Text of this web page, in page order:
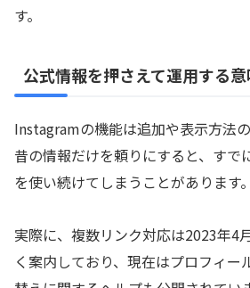
す。
公式情報を押さえて運用する
Instagramの機能は追加や表示方法
昔の情報だけを頼りにすると、すで
を使い続けてしまうことがあります。
実際に、複数リンク対応は2023年4
く案内しており、現在はプロフィー